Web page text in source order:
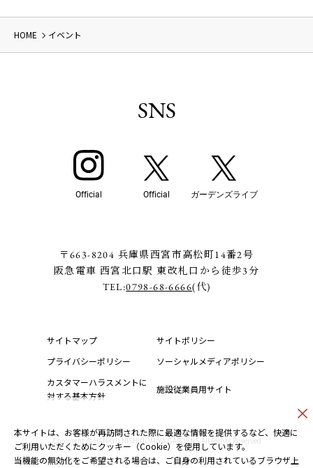
本サイトは、お客様が再訪問された際に最適な情報を提供するなど、快適に
ご利用いただくためにクッキー（Cookie）を使用しています。
当機能の無効化をご希望される場合は、ご自身の利用されているブラウザ上
HOME イベント
SNS
Official Official ガーデンズライブ
〒663-8204 兵庫県西宮市高松町14番2号
阪急電車 西宮北口駅 東改札口から徒歩3分
TEL:0798-68-6666(代)
サイトマップ
サイトポリシー
プライバシーポリシー
ソーシャルメディアポリシー
カスタマーハラスメントに
対する基本方針
施設従業員用サイト
Copyright © HANKYU NISHINOMIYA GARDENS.All Rights Reserved